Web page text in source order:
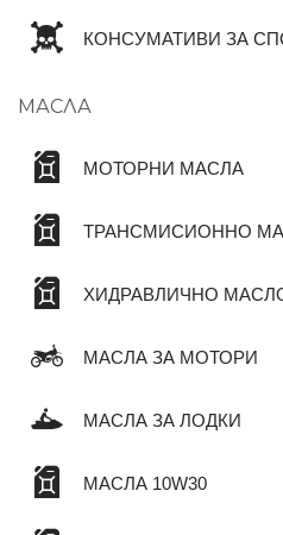
КОНСУМАТИВИ ЗА
МАСЛА
МОТОРНИ МАСЛА
ТРАНСМИСИОННО
ХИДРАВЛИЧНО
МАСЛА ЗА МОТОРИ
МАСЛА ЗА ЛОДКИ
МАСЛА 10W30